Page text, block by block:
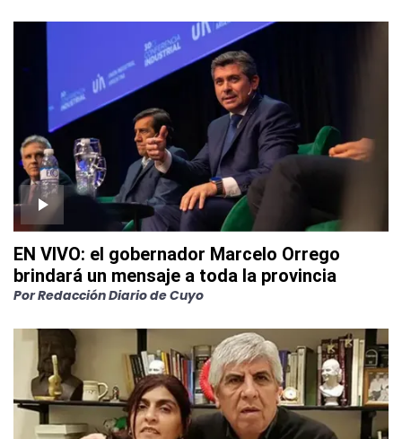
EN VIVO: el gobernador Marcelo Orrego
brindará un mensaje a toda la provincia
PorRedacción Diario de Cuyo